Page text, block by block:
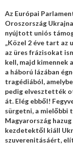
Az Európai
Oroszország
nyújtott uniós
„Közel 2 éve tart az
az üres frázisokat
kell, majd kimennek
a háború lázában
tragédiából,
pedig elvesztették
át. Elég ebből!
sürgetni, a mielőbbi
Magyarország
kezdetektől kiáll
szuverenitásáért,